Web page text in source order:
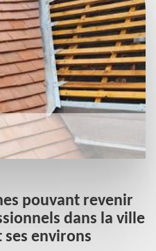
pouvant revenir
dans la ville
ses environs